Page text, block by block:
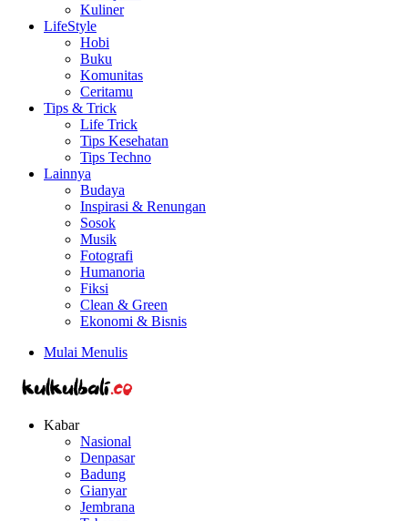
Kuliner
LifeStyle
Hobi
Buku
Komunitas
Ceritamu
Tips & Trick
Life Trick
Tips Kesehatan
Tips Techno
Lainnya
Budaya
Inspirasi & Renungan
Sosok
Musik
Fotografi
Humanoria
Fiksi
Clean & Green
Ekonomi & Bisnis
Mulai Menulis
Kabar
Nasional
Denpasar
Badung
Gianyar
Jembrana